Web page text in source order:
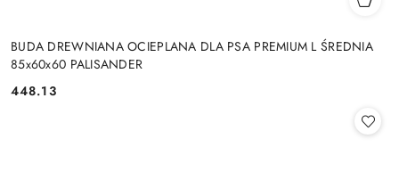
BUDA DREWNIANA OCIEPLANA DLA PSA PREMIUM L ŚREDNIA
85x60x60 PALISANDER
Cena:
448.13